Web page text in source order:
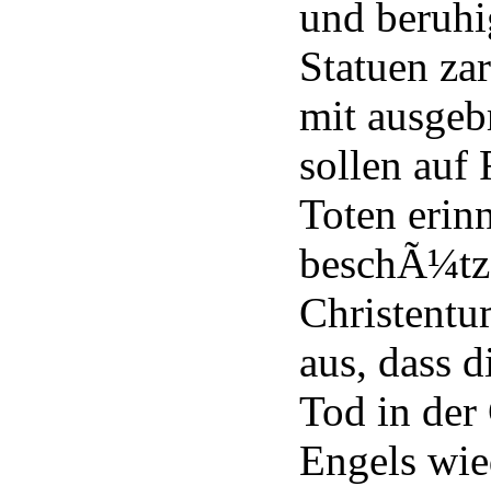
und
Statuen
mit
sollen auf
Toten
aus, dass
Tod in der
Engels